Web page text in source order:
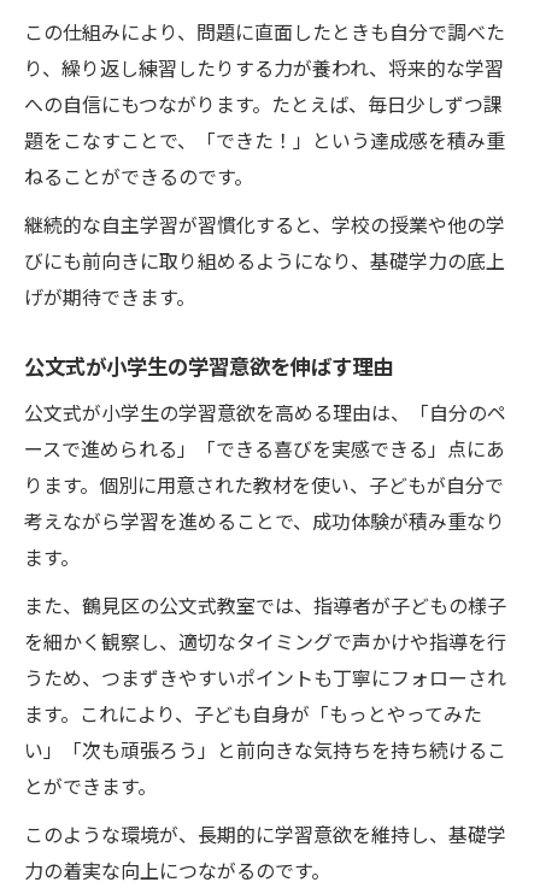
公文式で実現する子ども主体の基礎学力向
上
学びに前向きになる環境の作り方を解説
小学生の自立心と基礎学力を伸ばす実践例
基礎学力育成を叶える公文式の秘密を解説
公文式で基礎学力育成が進む理由を検証
小学生が続けやすい公文式学習法の特徴
基礎学力育成に効果的なステップアップ方
公文式ならではの学習サイクルの強みとは
自主的な学習を支える公文式の独自手法
この仕組みにより、問題に直面したときも自分で調べた
り、繰り返し練習したりする力が養われ、将来的な学習
への自信にもつながります。たとえば、毎日少しずつ課
題をこなすことで、「できた！」という達成感を積み重
ねることができるのです。
継続的な自主学習が習慣化すると、学校の授業や他の学
びにも前向きに取り組めるようになり、基礎学力の底上
げが期待できます。
公文式が小学生の学習意欲を伸ばす理由
公文式が小学生の学習意欲を高める理由は、「自分のペ
ースで進められる」「できる喜びを実感できる」点にあ
ります。個別に用意された教材を使い、子どもが自分で
考えながら学習を進めることで、成功体験が積み重なり
ます。
また、鶴見区の公文式教室では、指導者が子どもの様子
を細かく観察し、適切なタイミングで声かけや指導を行
うため、つまずきやすいポイントも丁寧にフォローされ
ます。これにより、子ども自身が「もっとやってみた
い」「次も頑張ろう」と前向きな気持ちを持ち続けるこ
とができます。
このような環境が、長期的に学習意欲を維持し、基礎学
力の着実な向上につながるのです。